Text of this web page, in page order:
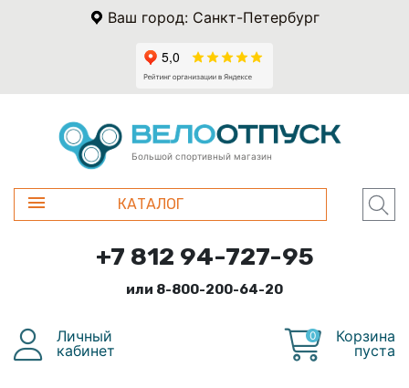
Ваш город: Санкт-Петербург
Большой спортивный магазин
КАТАЛОГ
+7 812 94-727-95
или 8-800-200-64-20
Личный
кабинет
0
Корзина
пуста